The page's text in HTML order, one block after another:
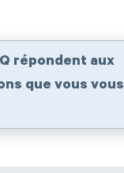
répondent aux
que vous vous